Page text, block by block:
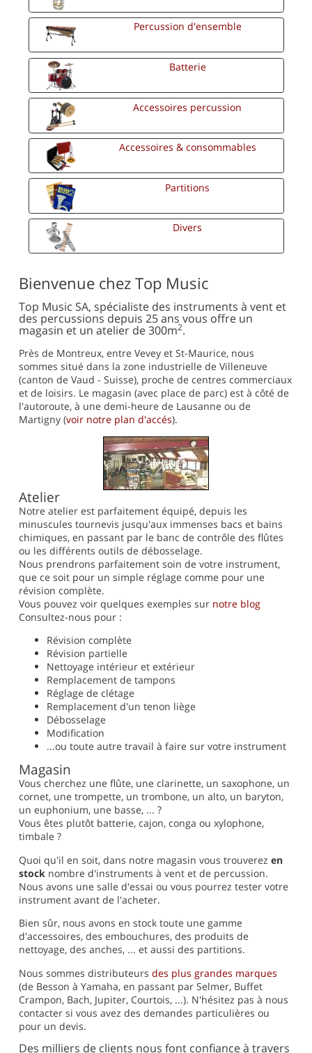
Percussion d'ensemble
Batterie
Accessoires percussion
Accessoires & consommables
Partitions
Divers
Bienvenue chez Top Music
Top Music SA, spécialiste des instruments à vent et
des percussions depuis 25 ans vous offre un
magasin et un atelier de 300m2.
Près de Montreux, entre Vevey et St-Maurice, nous
sommes situé dans la zone industrielle de Villeneuve
(canton de Vaud - Suisse), proche de centres commerciaux
et de loisirs. Le magasin (avec place de parc) est à côté de
l'autoroute, à une demi-heure de Lausanne ou de
Martigny (voir notre plan d'accés).
Atelier
Notre atelier est parfaitement équipé, depuis les
minuscules tournevis jusqu'aux immenses bacs et bains
chimiques, en passant par le banc de contrôle des flûtes
ou les différents outils de débosselage.
Nous prendrons parfaitement soin de votre instrument,
que ce soit pour un simple réglage comme pour une
révision complète.
Vous pouvez voir quelques exemples sur notre blog
Consultez-nous pour :
Révision complète
Révision partielle
Nettoyage intérieur et extérieur
Remplacement de tampons
Réglage de clétage
Remplacement d'un tenon liège
Débosselage
Modification
...ou toute autre travail à faire sur votre instrument
Magasin
Vous cherchez une flûte, une clarinette, un saxophone, un
cornet, une trompette, un trombone, un alto, un baryton,
un euphonium, une basse, ... ?
Vous êtes plutôt batterie, cajon, conga ou xylophone,
timbale ?
Quoi qu'il en soit, dans notre magasin vous trouverez en
stock nombre d'instruments à vent et de percussion.
Nous avons une salle d'essai ou vous pourrez tester votre
instrument avant de l'acheter.
Bien sûr, nous avons en stock toute une gamme
d'accessoires, des embouchures, des produits de
nettoyage, des anches, ... et aussi des partitions.
Nous sommes distributeurs des plus grandes marques
(de Besson à Yamaha, en passant par Selmer, Buffet
Crampon, Bach, Jupiter, Courtois, ...). N'hésitez pas à nous
contacter si vous avez des demandes particulières ou
pour un devis.
Des milliers de clients nous font confiance à travers